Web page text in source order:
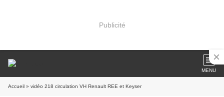
Publicité
MENU
Accueil » vidéo 218 circulation VH Renault REE et Keyser